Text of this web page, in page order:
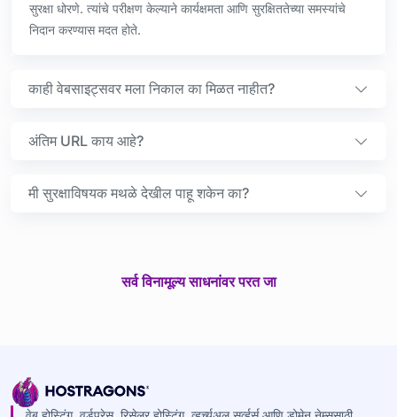
सुरक्षा धोरणे. त्यांचे परीक्षण केल्याने कार्यक्षमता आणि सुरक्षिततेच्या समस्यांचे
निदान करण्यास मदत होते.
काही वेबसाइट्सवर मला निकाल का मिळत नाहीत?
अंतिम URL काय आहे?
मी सुरक्षाविषयक मथळे देखील पाहू शकेन का?
सर्व विनामूल्य साधनांवर परत जा